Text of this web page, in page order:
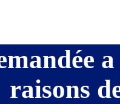
a
raisons